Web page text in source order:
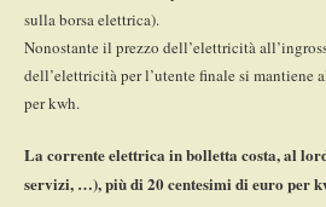
sulla borsa elettrica).
Nonostante il prezzo dell’elettricità
dell’elettricità per l’utente finale si mantiene
per kwh.
La corrente elettrica in bolletta costa, al
servizi, …), più di 20 centesimi di euro per